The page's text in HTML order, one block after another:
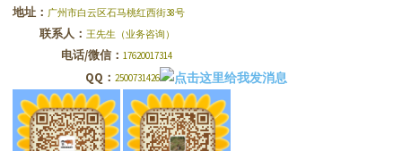
地址： 广州市白云区石马桃红西街38号
联系人： 王先生（业务咨询）
电话/微信： 17620017314
QQ： 2500731426